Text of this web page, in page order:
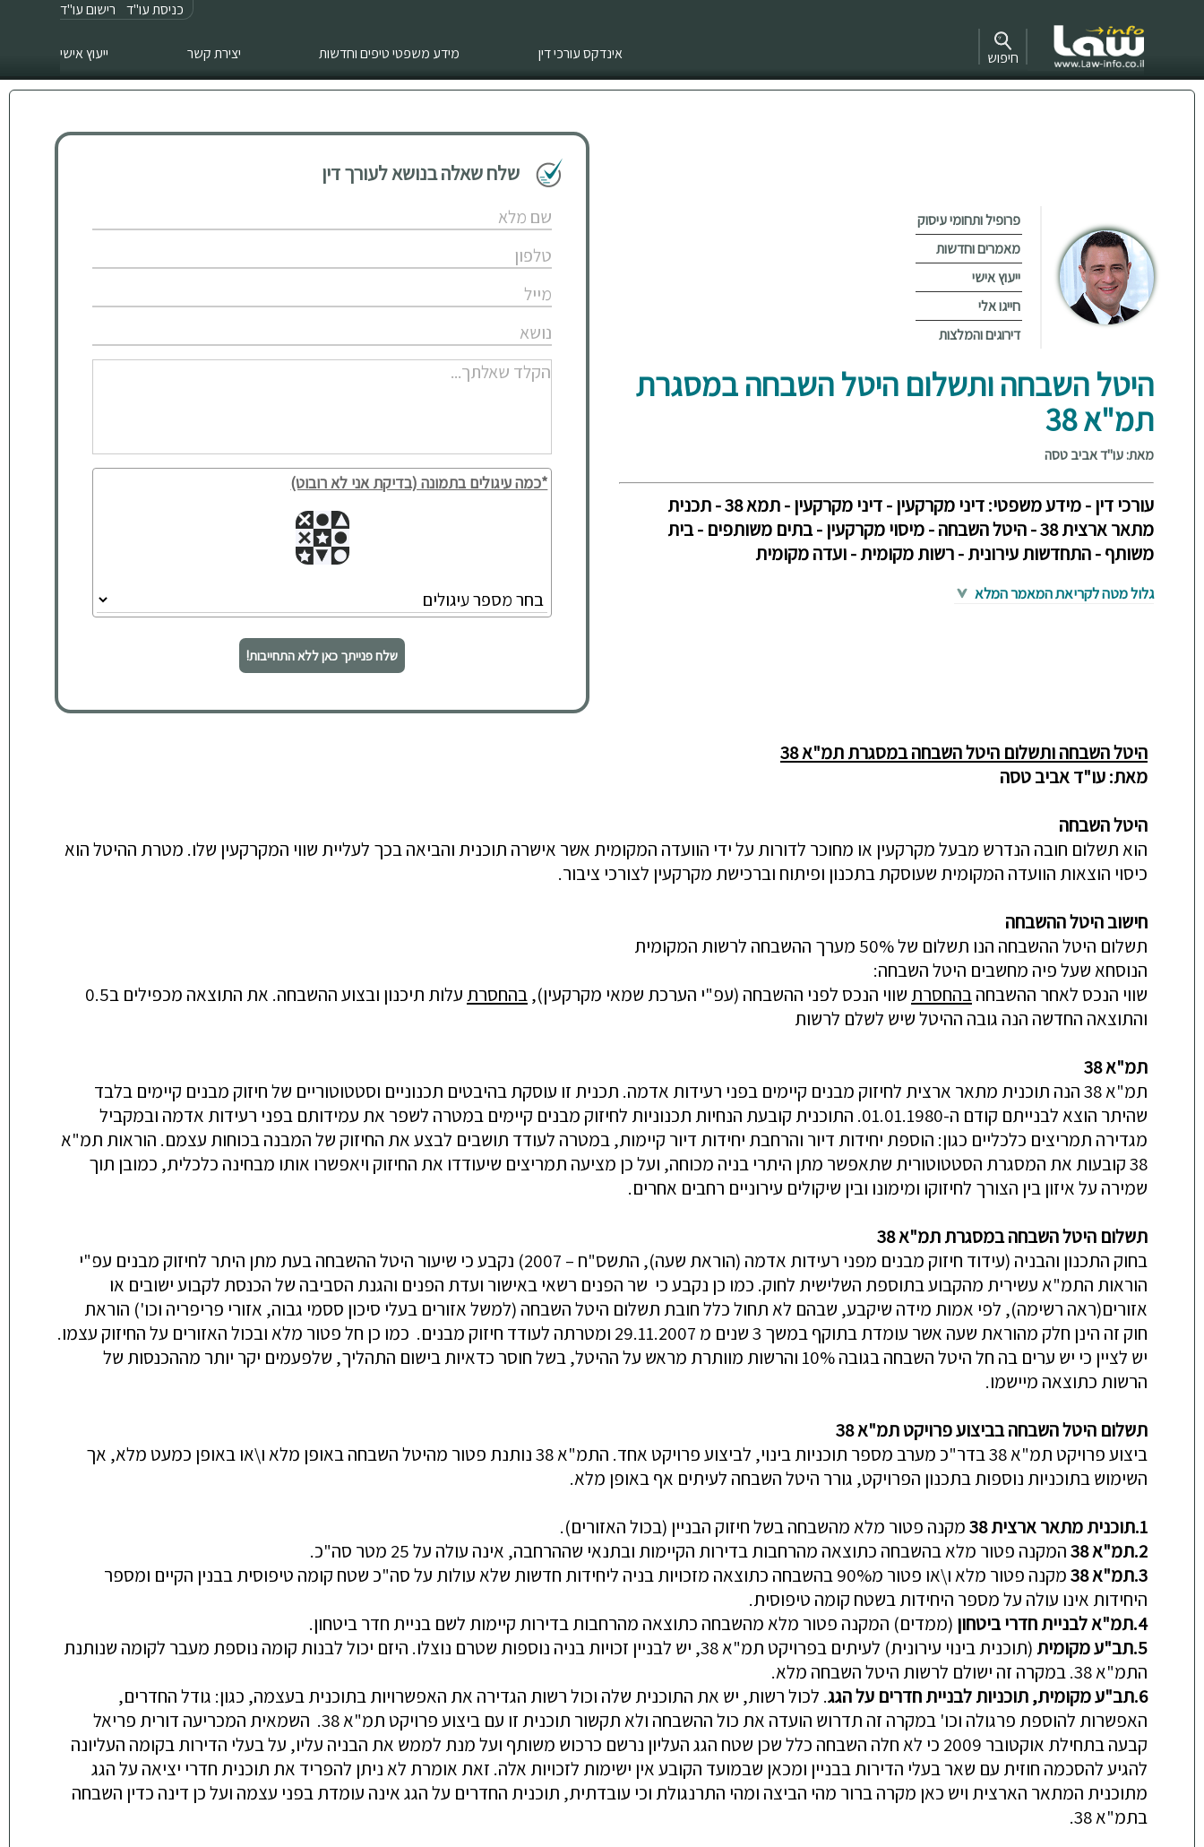
כניסת עו"ד רישום עו"ד
אינדקס עורכי דין מידע משפטי טיפים וחדשות יצירת קשר ייעוץ אישי חיפוש
פרופיל ותחומי עיסוק
מאמרים וחדשות
ייעוץ אישי
חייגו אלי
דירוגים והמלצות
היטל השבחה ותשלום היטל השבחה במסגרת
תמ"א 38
מאת: עו"ד אביב טסה
עורכי דין - מידע משפטי: דיני מקרקעין - דיני מקרקעין - תמא 38 - תכנית
מתאר ארצית 38 - היטל השבחה - מיסוי מקרקעין - בתים משותפים - בית
משותף - התחדשות עירונית - רשות מקומית - ועדה מקומית
גלול מטה לקריאת המאמר המלא
שלח שאלה בנושא לעורך דין
*כמה עיגולים בתמונה (בדיקת אני לא רובוט)
שלח פנייתך כאן ללא התחייבות!
היטל השבחה ותשלום היטל השבחה במסגרת תמ"א 38
מאת: עו"ד אביב טסה
היטל השבחה
הוא תשלום חובה הנדרש מבעלמקרקעין או מחוכר לדורות על ידי הוועדה המקומית אשר אישרה תוכנית והביאה בכך לעליית שווי המקרקעין שלו. מטרת ההיטל הוא
כיסוי הוצאות הוועדה המקומית שעוסקת בתכנון ופיתוח וברכישת מקרקעין לצורכי ציבור.
חישוב היטל ההשבחה
תשלום היטל ההשבחה הנו תשלום של 50% מערך ההשבחה לרשות המקומית
הנוסחא שעל פיה מחשבים היטל השבחה:
שווי הנכס לאחר ההשבחהבהחסרת שווי הנכס לפני ההשבחה (עפ"י הערכת שמאי מקרקעין),בהחסרת עלות תיכנון ובצוע ההשבחה. את התוצאה מכפילים ב0.5
והתוצאה החדשה הנה גובה ההיטל שיש לשלם לרשות
תמ"א 38
תמ"א 38 הנה תוכנית מתאר ארצית לחיזוק מבנים קיימים בפני רעידות אדמה. תכנית זו עוסקת בהיבטים תכנוניים וסטטוטוריים של חיזוק מבנים קיימים בלבד
שהיתר הוצא לבנייתם קודם ה-01.01.1980.
התוכנית קובעת הנחיות תכנוניות לחיזוק מבנים קיימים במטרה לשפר את עמידותם בפני רעידות אדמה ובמקביל
מגדירה תמריצים כלכליים כגון: הוספת יחידות דיור והרחבת יחידות דיור קיימות, במטרה לעודד תושבים לבצע את החיזוק של המבנה בכוחות עצמם. הוראות תמ"א
38 קובעות את המסגרת הסטטוטורית שתאפשר מתן ה
יתרי בניה מכוחה, ועל כן מציעה תמריצים שיעודדו את החיזוק ויאפשרו אותו מבחינה כלכלית, כמובן תוך
שמירה על איזון בין הצורך לחיזוקו ומימונו ובין שיקולים עירוניים רחבים אחרים.
תשלום היטל השבחה במסגרת תמ"א 38
בחוק התכנון והבניה (עידוד חיזוק מבנים מפני רעידות אדמה (הוראת שעה), התשס"ח – 2007) נקבע כי שיעור היטל ההשבחה בעת מתן היתר לחיזוק מבנים עפ"י
הוראות התמ"א עשירית מהקבוע בתוספת השלישית לחוק. כמו כן נקבע כי שר הפנים רשאי באישור ועדת הפנים והגנת הסביבה של הכנסת לקבוע ישובים או
אזורים(ראה רשימה), לפי אמות מידה שיקבע, שבהם לא תחול כלל חובת תשלום היטל השבחה (למשל אזורים בעלי סיכון ססמי גבוה, אזורי פריפריה וכו') הוראת
חוק זה הינן חלק מהוראת שעה אשר עומדת בתוקף במשך 3 שנים מ 29.11.2007 ומטרתה לעודד חיזוק מבנים. כמו כן חל פטור מלא ובכול האזורים על הח
יזוק עצמו.
יש לציין כי יש ערים בה חל היטל השבחה בגובה 10% והרשות מוותרת מראש על ההיטל, בשל חוסר כדאיות בישום התהליך, שלפעמים יקר יותר מההכנסות של
הרשות כתוצאה מיישמו.
תשלום היטל השבחה בביצוע פרויקט תמ"א 38
ביצוע פרויקט תמ"א 38 בדר"כ מערב מספר תוכניות בינו
י
, לביצוע פרויקט אחד. התמ"א 38 נותנת פטור מהיטל השבחה באופן מלא ו\או באופן כמעט מלא, אך
השימוש בתוכניות נוספות בתכנון הפרויקט, גורר היטל השבחה לעיתים אף באופן מלא.
1. תוכנית מתאר ארצית 38 מקנה פטור מלא מהשבחה בשל חיזוק הבניין (בכול האזורים).
2. תמ"א 38 המקנה פטור מלא בהשבחה כתוצאה מהרחבות בדירות הקיימות ובתנאי שההרחבה, אינה עולה על 25 מטר סה"כ.
3.תמ"א 38
מקנה פטור מלא ו\או פטור מ90% בהשבחה כתוצאה מזכויות בניה ליחידות חדשות שלא עולות על סה"כ שטח קומה טיפוסית בבנין הקיים ומספר
היחידות אינו עולה על מספר היחידות בשטח קומה טיפוסית.
4. תמ"א לבניית חדרי ביטחון (ממדים) המקנה פטור מלא מהשבחה כתוצאה מהרחבות בדירות קיימות לשם בניית חדר ביטחון.
5.תב"ע מקומית(תוכנית בינוי עירונית) לעיתים בפרויקט תמ"א 38, יש לבניין זכויות בניה נוספות שטרם נוצלו. היזם יכול לבנות קומה נוספת מעבר לקומה
שנותנת
התמ"א 38. במקרה זה ישולם לרשות היטל השבחה מלא.
6. תב"ע מקומית, תוכניות לבניית חדרים על הגג. לכול רשות, יש את התוכנית שלה וכול רשות הגדירה את האפשרויות בתוכנית בעצמה, כגון: גודל החדרים,
האפשרות להוספת פרגולה וכו' במקרה זה תדרוש הועדה את כול ההשבחה ולא ת
קשור תוכנית זו עם ביצוע פרויקט תמ"א 38. השמאית המכריעה דורית פריאל
קבעה בתחילת אוקטובר 2009 כי לא חלה השבחה כלל שכן שטח הגג העליון נרשם כרכוש משותף ועל מנת לממש את הבניה עליו, על בעלי הדירות בקומה העליונה
להגיע להסכמה חוזית עם שאר בעלי הדירות בבניין ומכאן שבמועד הקובע אין ישימות לזכויות אלה. זאת אומרת לא ניתן להפריד את תוכנית חדרי יציאה על הגג
מתוכנית המתאר הארצית ויש כאן מקרה ברור מהי הביצה ומהי התרנגולת וכי עובדתית, תוכנית החדרים על הגג אינה עומדת בפני עצמה ועל כן דינה כדין השבחה
בתמ"א 38.